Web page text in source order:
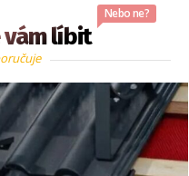
vám líbit
Nebo ne?